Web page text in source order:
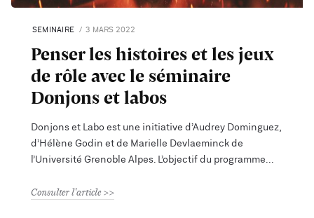
SEMINAIRE 3 MARS 2022
Penser les histoires et les jeux
de rôle avec le séminaire
Donjons et labos
Donjons et Labo est une initiative d’Audrey Dominguez,
d’Hélène Godin et de Marielle Devlaeminck de
l’Université Grenoble Alpes. L’objectif du programme
Consulter l'article